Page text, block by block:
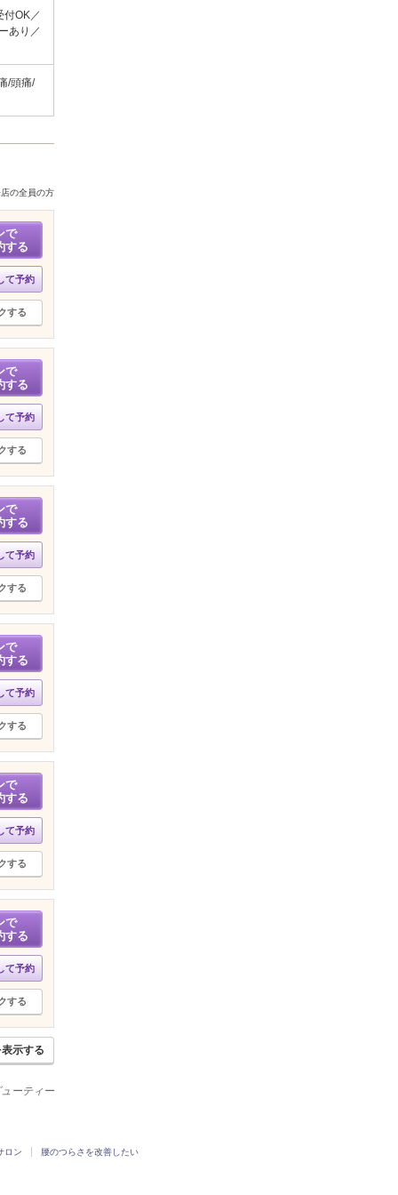
付OK／
あり／
/頭痛/
の全員の方
で
する
て予約
する
で
する
て予約
する
で
する
て予約
する
で
する
て予約
する
で
する
て予約
する
で
する
て予約
する
示する
ーティー
ロン 腰のつらさを改善したい